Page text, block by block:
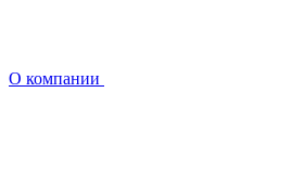
О компании